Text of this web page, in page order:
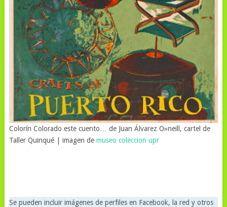
Colorín Colorado este cuento… de Juan Álvarez O»neill, cartel de
Taller Quinqué | imagen de museo coleccion upr
Se pueden incluir imágenes de perfiles en Facebook, la red y otros